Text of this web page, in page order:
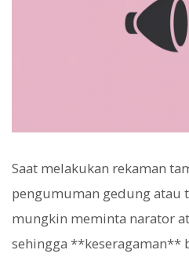
Saat melakukan rekaman
pengumuman gedung atau
mungkin meminta narator
sehingga **keseragaman**